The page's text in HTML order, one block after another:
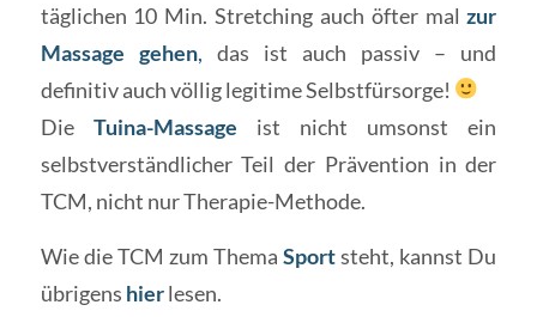
täglichen 10 Min. Stretching auch öfter malzur
Massage gehen, das ist auch passiv – und
definitiv auch völlig legitime Selbstfürsorge!
Die Tuina-Massage ist nicht umsonst ein
selbstverständlicher Teil der Prävention in der
TCM, nicht nur Therapie-Methode.
Wie die TCM zum ThemaSportsteht, kannst Du
übrigens hierlesen.